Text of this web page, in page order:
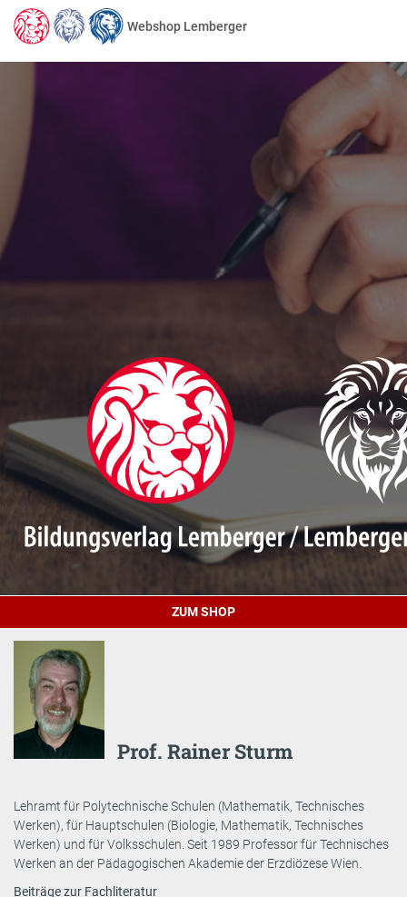
Webshop Lemberger
ZUM SHOP
Prof. Rainer Sturm
Lehramt für Polytechnische Schulen (Mathematik, Technisches
Werken), für Hauptschulen (Biologie, Mathematik, Technisches
Werken) und für Volksschulen. Seit 1989 Professor für Technisches
Werken an der Pädagogischen Akademie der Erzdiözese Wien.
Beiträge zur Fachliteratur